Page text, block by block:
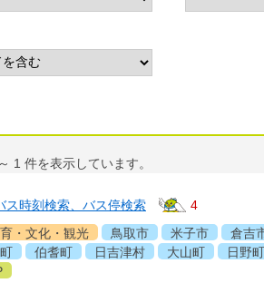
～ 1 件を表示しています。
ス時刻検索、バス停検索
4
・文化・観光 鳥取市 米子市
倉吉
伯耆町 日吉津村 大山町
日野町